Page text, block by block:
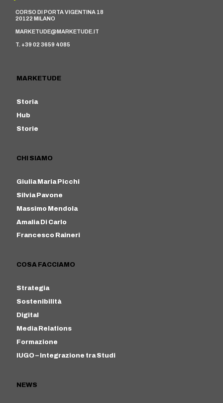
CORSO DI PORTA VIGENTINA 18
20122 MILANO
MARKETUDE@MARKETUDE.IT
T. +39 02 3659 4085
MARKETUDE
Storia
Hub
Storie
CHI SIAMO
Giulia Maria Picchi
Silvia Pavone
Massimo Mendola
Amalia Di Carlo
Francesco Raineri
COSA FACCIAMO
Strategia
Sostenibilità
Digital
Media Relations
Formazione
IUGO – Integrazione tra Studi
NEWS